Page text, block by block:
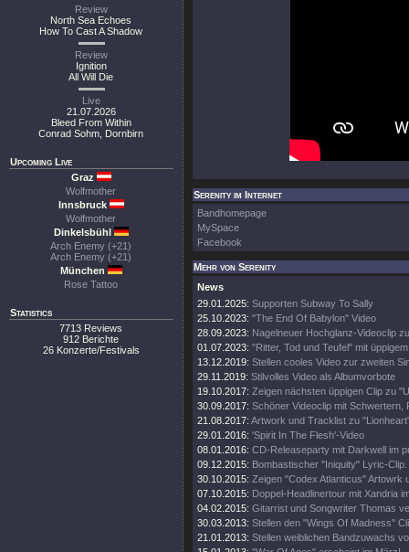
Review
North Sea Echoes
How To Cast A Shadow
Review
Ignition
All Will Die
Live
21.07.2026
Bleed From Within
Conrad Sohm, Dornbirn
Upcoming Live
Graz
Wolfmother
Innsbruck
Wolfmother
Dinkelsbühl
Arch Enemy (+21)
Arch Enemy (+21)
München
Rose Tattoo
Statistics
7713 Reviews
912 Berichte
26 Konzerte/Festivals
Serenity im Internet
Bandhomepage
MySpace
Facebook
Mehr von Serenity
News
29.01.2025: Supporten Subway To Sally
25.10.2023: "The End Of Babylon" Video
28.09.2023: Nagelneuer Hochglanz-Videoclip
01.07.2023: "Ritter, Tod und Teufel" mit
13.12.2019: Stellen cooles Video zur zweiten
29.11.2019: Stilvolles Video als Albumvorbote
19.10.2017: Zeigen nächsten üppigen Clip zu
30.09.2017: Schöner Videoclip mit Schwertern,
21.08.2017: Artwork und Tracklist zu
29.01.2016: 'Spirit In The Flesh'-Video
08.01.2016: CD-Releaseparty mit Darkwell im
09.12.2015: Bombastischer "Iniquity" Lyric-Clip.
30.10.2015: Zeigen "Codex Atlanticus" Artowrk
07.10.2015: Doppel-Headlinertour mit Xandria
04.02.2015: Gitarrist und Songwriter Thomas
30.03.2013: Stellen den "Wings Of Madness"
21.01.2013: Stellen weiblichen Bandzuwachs